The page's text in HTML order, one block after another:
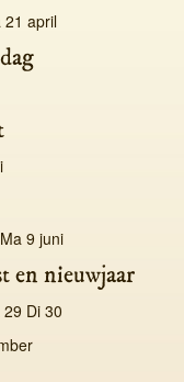
21 april
9 juni
en nieuwjaar
Di 30